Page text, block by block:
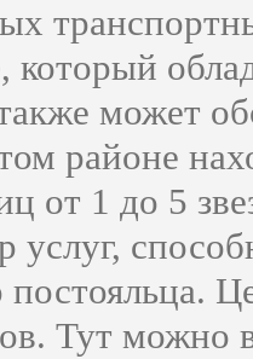
который
может
районе
от 1 до 5
услуг,
постояльца.
Тут можно